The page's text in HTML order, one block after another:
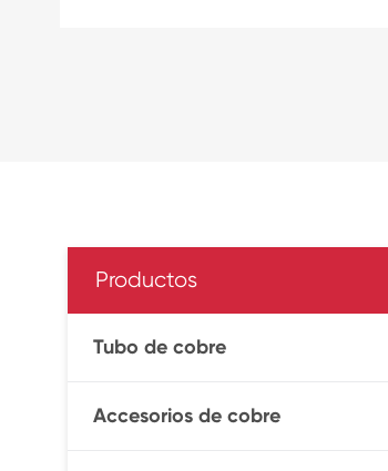
Productos
Tubo de cobre
Accesorios de cobre